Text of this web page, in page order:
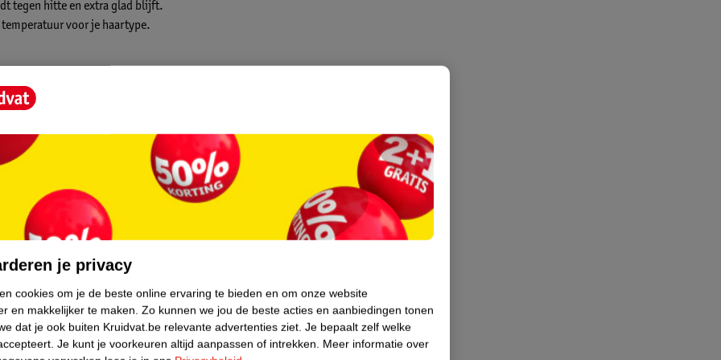
tegen hitte en extra glad blijft.
voor je haartype.
je privacy
cookies om je de beste online ervaring te bieden en om onze website
en makkelijker te maken. Zo kunnen we jou de beste acties en aanbiedingen tonen
dat je ook buiten Kruidvat.be relevante advertenties ziet. Je bepaalt zelf welke
Je kunt je voorkeuren altijd aanpassen of intrekken. Meer informatie over